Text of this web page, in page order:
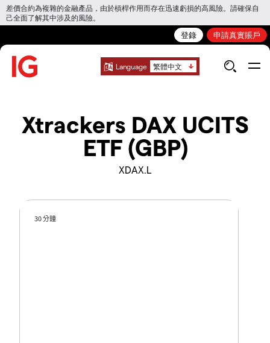
差價合約為複雜的金融產品，由於槓桿作用而存在迅速虧損的高風險。請確保自
己全面了解其中涉及的風險。
登錄 申請真實賬戶
Language 繁體中文
Xtrackers DAX UCITS
ETF (GBP)
XDAX.L
30 分鐘